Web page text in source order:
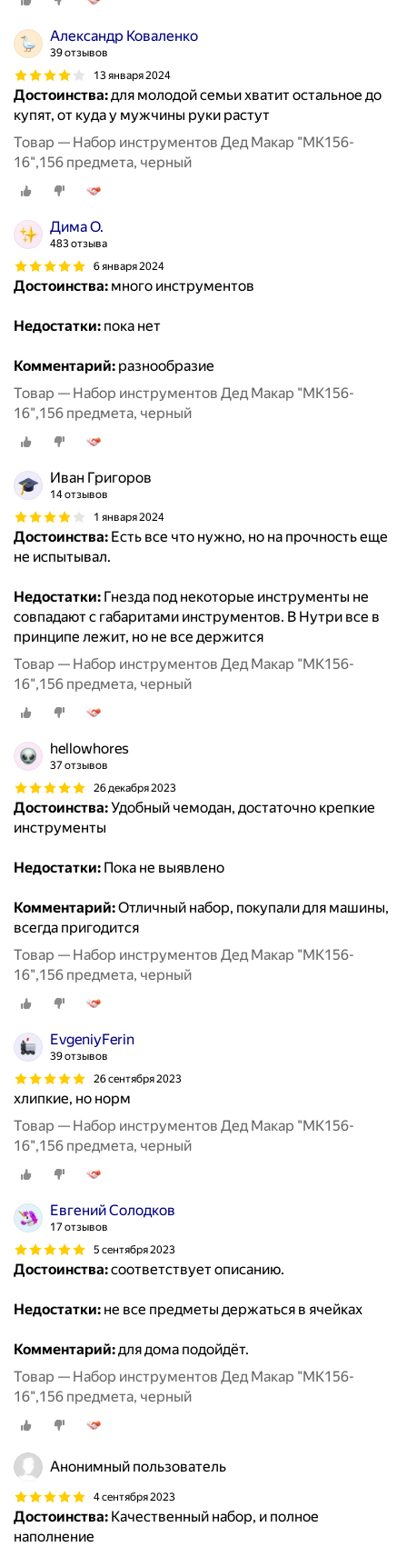
Александр Коваленко
39 отзывов
13 января 2024
Достоинства:для молодой семьи хватит остальное до
купят, от куда у мужчины руки растут
Товар — Набор инструментов Дед Макар "МК156-
16",156 предмета, черный
Дима О.
483 отзыва
6 января 2024
Достоинства: много инструментов
Недостатки: пока нет
Комментарий: разнообразие
Товар — Набор инструментов Дед Макар "МК156-
16",156 предмета, черный
Иван Григоров
14 отзывов
1 января 2024
Достоинства: Есть все что нужно, но на прочность еще
не испытывал.
Недостатки: Гнезда под некоторые инструменты не
совпадают с габаритами инструментов. В Нутри все в
принципе лежит, но не все держится
Товар — Набор инструментов Дед Макар "МК156-
16",156 предмета, черный
hellowhores
37 отзывов
26 декабря 2023
Достоинства:Удобный чемодан, достаточно крепкие
инструменты
Недостатки: Пока не выявлено
Комментарий:Отличный набор, покупали для машины,
всегда пригодится
Товар — Набор инструментов Дед Макар "МК156-
16",156 предмета, черный
EvgeniyFerin
39 отзывов
26 сентября 2023
хлипкие, но норм
Товар — Набор инструментов Дед Макар "МК156-
16",156 предмета, черный
Евгений Солодков
17 отзывов
5 сентября 2023
Достоинства:соответствует описанию.
Недостатки: не все предметы держаться в ячейках
Комментарий:для дома подойдёт.
Товар — Набор инструментов Дед Макар "МК156-
16",156 предмета, черный
Анонимный пользователь
4 сентября 2023
Достоинства: Качественный набор, и полное
наполнение